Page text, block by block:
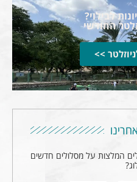
לבילוי?
החודשי
>>
המלצות על מסלולים חדשים